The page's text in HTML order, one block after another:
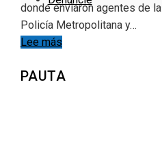
donde enviaron agentes de la
Policía Metropolitana y…
Lee más
PAUTA